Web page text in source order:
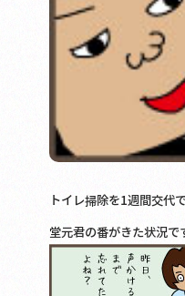
トイレ掃除を1週間交代
堂元君の番がきた状況で